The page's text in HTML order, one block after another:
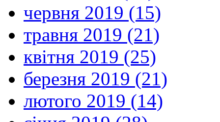
червня 2019 (15)
травня 2019 (21)
квітня 2019 (25)
березня 2019 (21)
лютого 2019 (14)